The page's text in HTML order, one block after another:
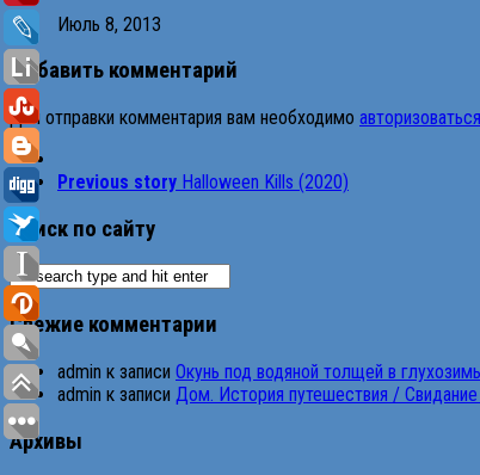
Июль 8, 2013
Добавить комментарий
Для отправки комментария вам необходимо авторизоваться
Previous story Halloween Kills (2020)
Поиск по сайту
Свежие комментарии
admin к записи Окунь под водяной толщей в
admin к записи Дом. История путешествия /
Архивы